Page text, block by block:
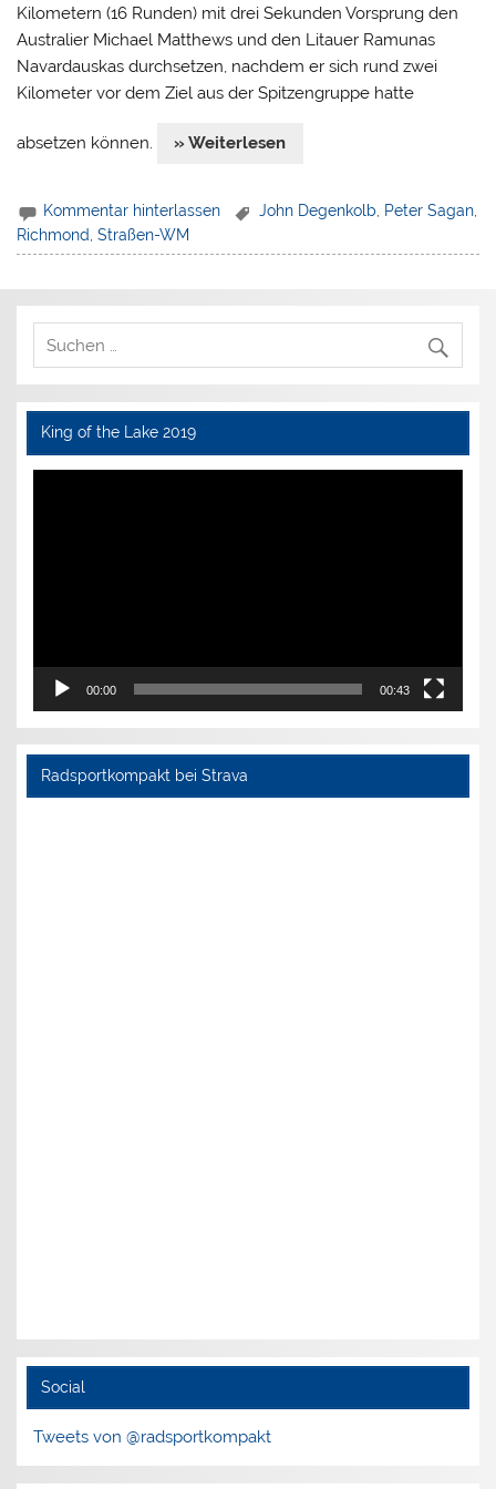
Kilometern (16 Runden) mit drei Sekunden Vorsprung den
Australier Michael Matthews und den Litauer Ramunas
Navardauskas durchsetzen, nachdem er sich rund zwei
Kilometer vor dem Ziel aus der Spitzengruppe hatte
absetzen können. » Weiterlesen
Kommentar hinterlassen John Degenkolb Peter Sagan
Richmond ,Straßen-WM
King of the Lake 2019
Video-
00:00 00:43
Radsportkompakt bei Strava
Social
Tweets von @radsportkompakt